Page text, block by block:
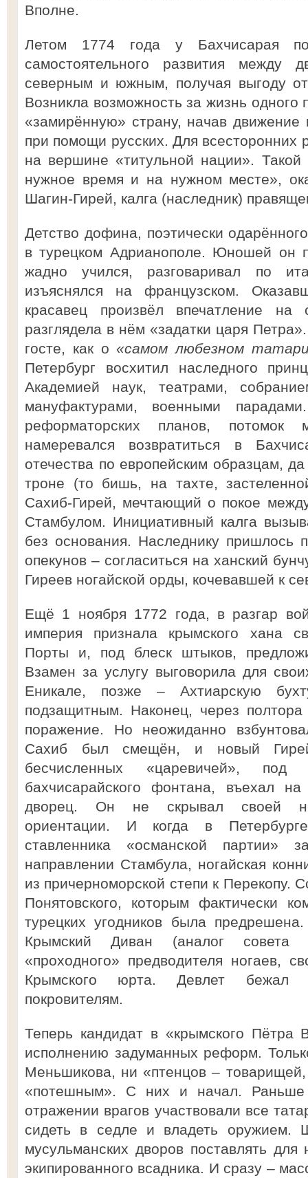
Вполне.
Летом 1774 года у Бахчисарая
самостоятельного развития между
северным и южным, получая выгоду
Возникла возможность за жизнь одного
«замирённую» страну, начав движение
при помощи русских. Для
на вершине «титульной нации». Такой
нужное время и на нужном месте»,
Шагин-Гирей, калга (наследник)
Детство дофина, поэтически
в турецком Адрианополе. Юношей он
жадно учился, разговаривал по
изъяснялся на французском.
красавец произвёл впечатление на
разглядела в нём «задатки царя
госте, как о«самом любезном
Петербург восхитил наследного
Академией наук, театрами,
мануфактурами, военными
реформаторских планов, потомок
намеревался возвратиться в
отечества по европейским образцам,
троне (то бишь, на тахте,
Сахиб-Гирей, мечтающий о покое
Стамбулом. Инициативный калга
без основания. Наследнику пришлось
опекунов – согласиться на ханский
Гиреев ногайской орды, кочевавшей к
Ещё 1 ноября 1772 года, в разгар
империя признала крымского хана
Порты и, под блеск штыков,
Взамен за услугу выговорила для
Еникале, позже – Ахтиарскую
подзащитным. Наконец, через полтора
поражение. Но неожиданно
Сахиб был смещён, и новый
бесчисленных «царевичей»,
бахчисарайского фонтана, въехал
дворец. Он не скрывал своей
ориентации. И когда в
ставленника «османской партии»
направлении Стамбула, ногайская
из причерноморской степи к Перекопу.
Понятовского, которым фактически
турецких угодников была
Крымский Диван (аналог совета
«проходного» предводителя ногаев,
Крымского юрта. Девлет бежал
покровителям.
Теперь кандидат в «крымского Пётра
исполнению задуманных реформ.
Меньшикова, ни «птенцов –
«потешным». С них и начал.
отражении врагов участвовали все
сидеть в седле и владеть оружием.
мусульманских дворов поставлять
экипированного всадника. И сразу –